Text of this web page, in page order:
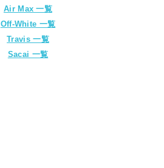
Air Max 一覧
Off-White 一覧
Travis 一覧
Sacai 一覧